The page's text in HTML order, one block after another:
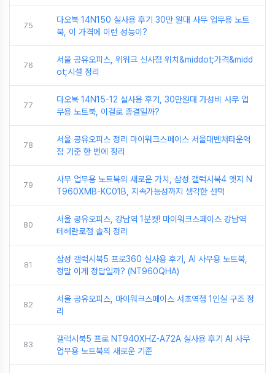
75
다오북 14N150 실사용 후기 30만 원대 사무 업무용 노트
북, 이 가격에 이런 성능이?
76
서울 공유오피스, 위워크 신사점 위치&middot;가격&midd
ot;시설 정리
77
다오북 14N15-12 실사용 후기, 30만원대 가성비 사무 업
무용 노트북, 이걸로 종결일까?
78
서울 공유오피스 정리 마이워크스페이스 서울대벤처타운역
점 기준 한 번에 정리
79
사무 업무용 노트북의 새로운 가치, 삼성 갤럭시북4 엣지 N
T960XMB-KC01B, 지속가능성까지 생각한 선택
80
서울 공유오피스, 강남역 1분컷! 마이워크스페이스 강남역
테헤란로점 솔직 정리
81
삼성 갤럭시북5 프로360 실사용 후기, AI 사무용 노트북,
정말 이게 정답일까? (NT960QHA)
82
서울 공유오피스, 마이워크스페이스 서초역점 1인실 구조 정
리
83
갤럭시북5 프로 NT940XHZ-A72A 실사용 후기 AI 사무
업무용 노트북의 새로운 기준